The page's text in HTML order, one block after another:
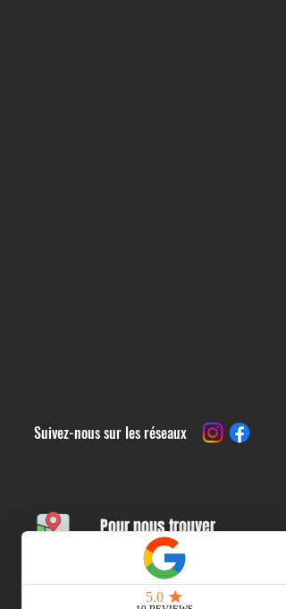
Suivez-nous sur les réseaux
Pour nous trouver
Lundi & Jeudi
Gymnase du collège J-B De La Salle